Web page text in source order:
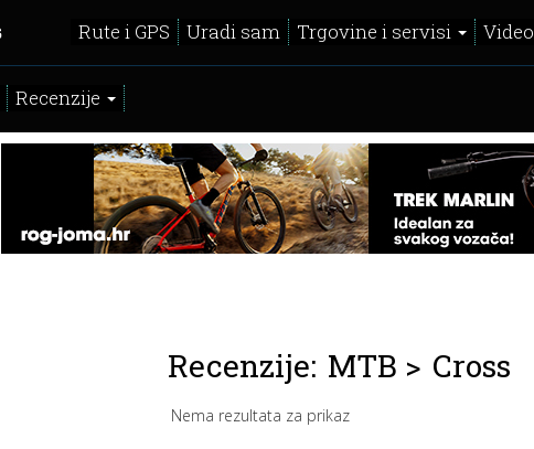
Rute i GPS Uradi sam Trgovine i servisi Video
Recenzije
Recenzije: MTB > Cross
Nema rezultata za prikaz